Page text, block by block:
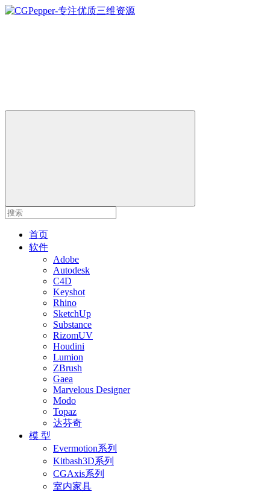
首页
软件
Adobe
Autodesk
C4D
Keyshot
Rhino
SketchUp
Substance
RizomUV
Houdini
Lumion
ZBrush
Gaea
Marvelous Designer
Modo
Topaz
达芬奇
模 型
Evermotion系列
Kitbash3D系列
CGAxis系列
室内家具